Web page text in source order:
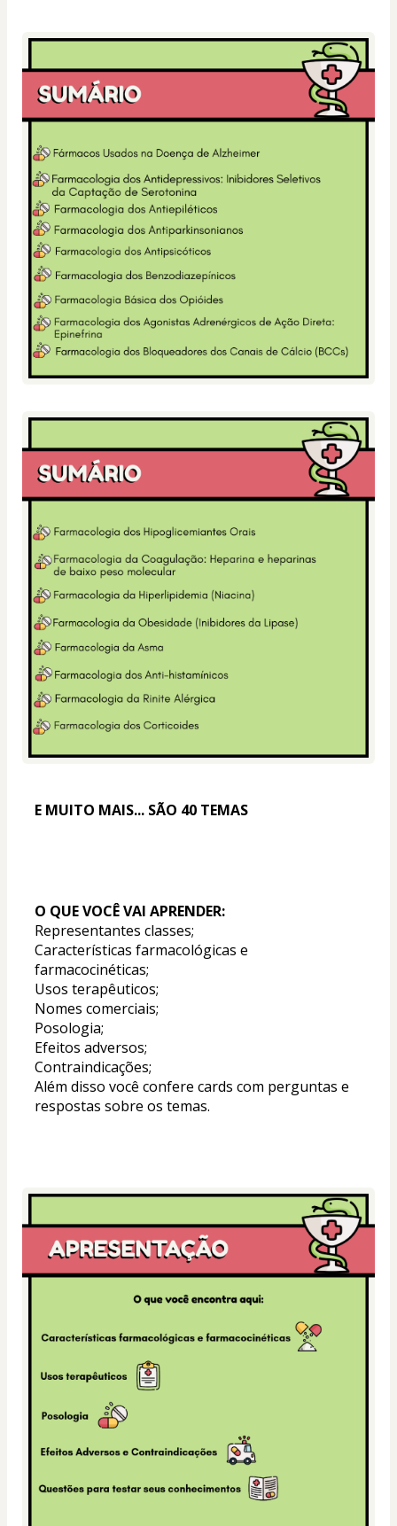
E MUITO MAIS... SÃO 40 TEMAS
O QUE VOCÊ VAI APRENDER:
Representantes classes;
Características farmacológicas e
farmacocinéticas;
Usos terapêuticos;
Nomes comerciais;
Posologia;
Efeitos adversos;
Contraindicações;
Além disso você confere cards com perguntas e
respostas sobre os temas.